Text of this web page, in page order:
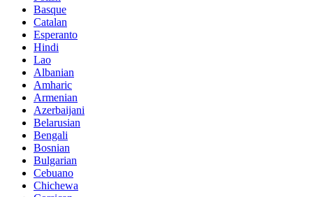
Basque
Catalan
Esperanto
Hindi
Lao
Albanian
Amharic
Armenian
Azerbaijani
Belarusian
Bengali
Bosnian
Bulgarian
Cebuano
Chichewa